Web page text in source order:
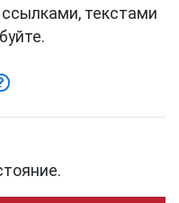
текстами